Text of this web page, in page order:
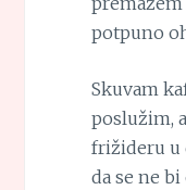
potpuno
Skuvam
poslužim,
frižideru u
da se ne